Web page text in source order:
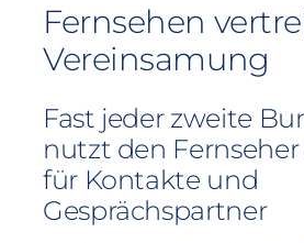
Fernsehen
Vereinsamung
Fast jeder zweite
nutzt den Fernseher
für Kontakte und
Gesprächspartner